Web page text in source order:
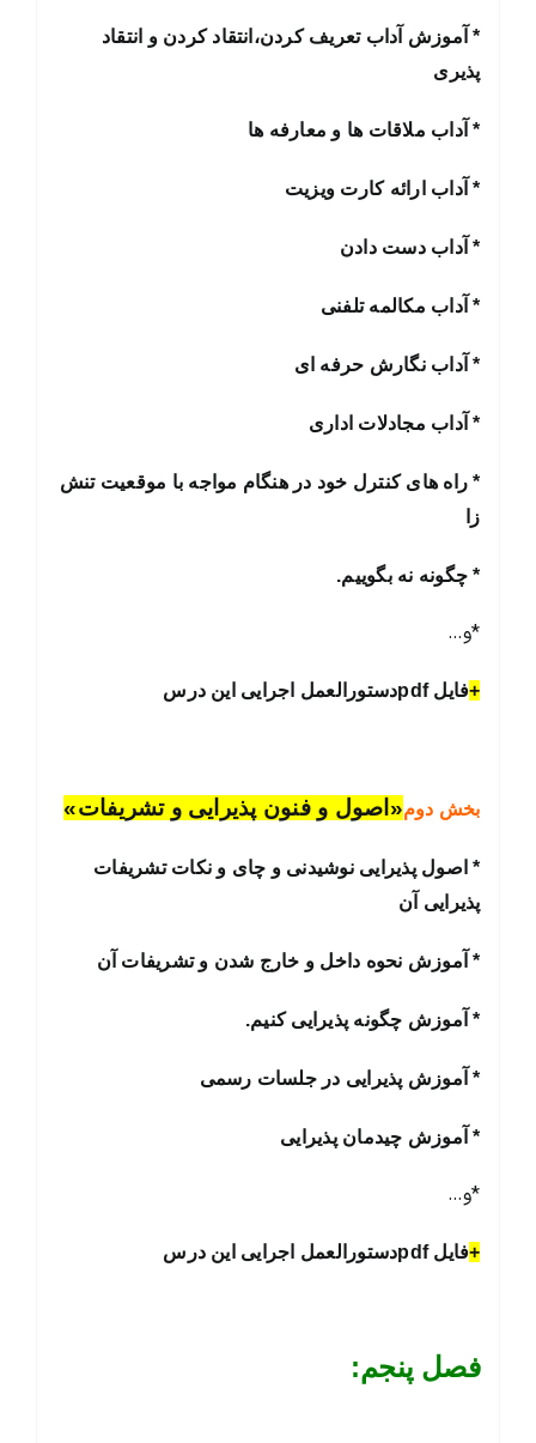
* آموزش آداب تعریف کردن،انتقاد کردن و انتقاد
پذیری
* آداب ملاقات ها و معارفه ها
* آداب ارائه کارت ویزیت
* آداب دست دادن
* آداب مکالمه تلفنی
* آداب نگارش حرفه ای
* آداب مجادلات اداری
* راه های کنترل خود در هنگام مواجه با موقعیت تنش
زا
* چگونه نه بگوییم.
*و…
+فایل pdfدستورالعمل اجرایی این درس
بخش دوم«اصول و فنون پذیرایی و تشریفات»
* اصول پذیرایی نوشیدنی و چای و نکات تشریفات
پذیرایی آن
* آموزش نحوه داخل و خارج شدن و تشریفات آن
* آموزش چگونه پذیرایی کنیم.
* آموزش پذیرایی در جلسات رسمی
* آموزش چیدمان پذیرایی
*و…
+فایل pdfدستورالعمل اجرایی این درس
فصل پنجم: